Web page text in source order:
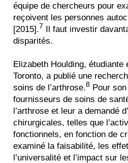
équipe de chercheurs pour
reçoivent les personnes
[2015].7 Il faut investir
disparités.
Elizabeth Houlding, étudiante
Toronto, a publié une
soins de l’arthrose.8 Pour
fournisseurs de soins de
l’arthrose et leur a demandé
chirurgicales, telles que
fonctionnels, en fonction de
examiné la faisabilité, les
l’universalité et l’impact sur